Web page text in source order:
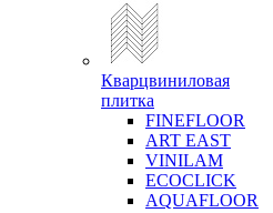
Кварцвиниловая
плитка
FINEFLOOR
ART EAST
VINILAM
ECOCLICK
AQUAFLOOR